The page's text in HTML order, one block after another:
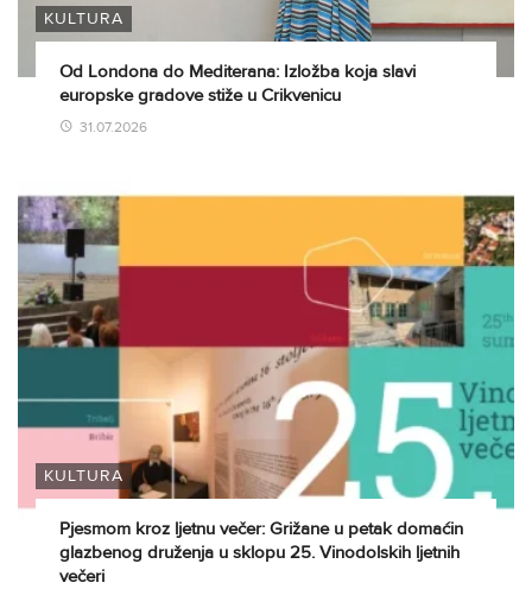
KULTURA
Od Londona do Mediterana: Izložba koja slavi
europske gradove stiže u Crikvenicu
31.07.2026
KULTURA
Pjesmom kroz ljetnu večer: Grižane u petak domaćin
glazbenog druženja u sklopu 25. Vinodolskih ljetnih
večeri